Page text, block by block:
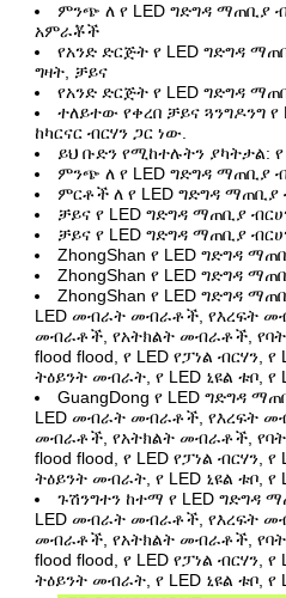
ምንጭ ለ የ LED ግድግዳ ማጠቢያ
አምራቾች
የአንድ ድርጅት የ LED ግድግዳ
ግዛት, ቻይና
የአንድ ድርጅት የ LED ግድግዳ
ተለይተው የቀረበ ቻይና ጓንግዶንግ የ
ከካርናር ብርሃን ጋር ነው.
ይህ ቡድን የሚከተሉትን ያካትታል: የ
ምንጭ ለ የ LED ግድግዳ ማጠቢያ
ምርቶች ለ የ LED ግድግዳ ማጠቢያ
ቻይና የ LED ግድግዳ ማጠቢያ
ቻይና የ LED ግድግዳ ማጠቢያ
ZhongShan የ LED ግድግዳ
ZhongShan የ LED ግድግዳ
ZhongShan የ LED ግድግዳ
LED መብራት መብራቶች, የእረፍት
መብራቶች, የአትክልት መብራቶች,
flood flood, የ LED የፓነል ብርሃን,
ትዕይንት መብራት, የ LED ኒዩል ቱቦ,
GuangDong የ LED ግድግዳ
LED መብራት መብራቶች, የእረፍት
መብራቶች, የአትክልት መብራቶች,
flood flood, የ LED የፓነል ብርሃን,
ትዕይንት መብራት, የ LED ኒዩል ቱቦ,
ጉሽንግተን ከተማ የ LED ግድግዳ
LED መብራት መብራቶች, የእረፍት
መብራቶች, የአትክልት መብራቶች,
flood flood, የ LED የፓነል ብርሃን,
ትዕይንት መብራት, የ LED ኒዩል ቱቦ,